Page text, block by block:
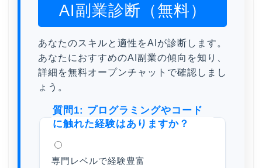
AI副業診断（無料）
あなたのスキルと適性をAIが診断します。
あなたにおすすめのAI副業の傾向を知り、
詳細を無料オープンチャットで確認しまし
ょう。
質問1: プログラミングやコード
に触れた経験はありますか？
専門レベルで経験豊富